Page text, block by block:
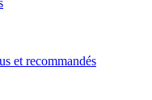
et recommandés